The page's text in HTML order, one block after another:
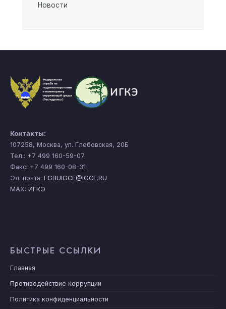
Новости
Контакты:
107258, Москва, ул. Глебовская, 20Б
Тел.: +7 499 160-59-07
Факс: +7 499 160-08-31
Эл. почта: FGBUIGCE@IGCE.RU
MAX: ИГКЭ
БЫСТРЫЕ ССЫЛКИ
Главная
Противодействие коррупции
Политика конфиденциальности